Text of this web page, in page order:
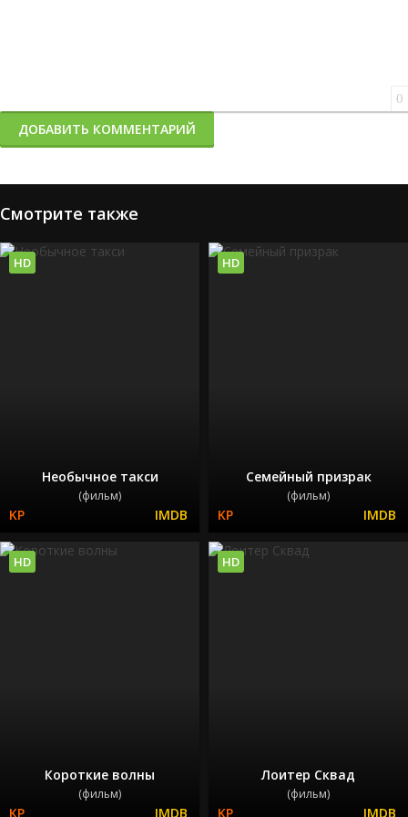
0
ДОБАВИТЬ КОММЕНТАРИЙ
Смотрите также
Необычное такси
(фильм)
HD
Семейный призрак
(фильм)
HD
Короткие волны
(фильм)
HD
Лоитер Сквад
(фильм)
HD